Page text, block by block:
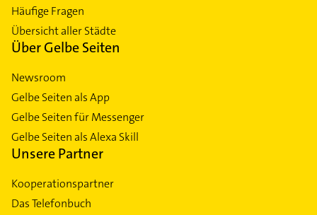
Häufige Fragen
Übersicht aller Städte
Über Gelbe Seiten
Newsroom
Gelbe Seiten als App
Gelbe Seiten für Messenger
Gelbe Seiten als Alexa Skill
Unsere Partner
Kooperationspartner
Das Telefonbuch